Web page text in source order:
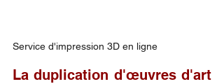
Service d'impression 3D en ligne
La duplication d'œuvres d'art